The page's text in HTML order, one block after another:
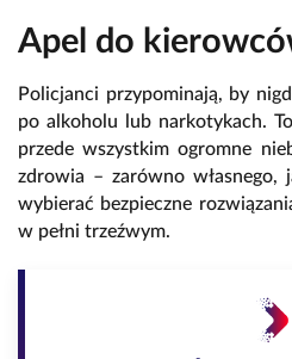
Apel do
Policjanci przypominają, by
po alkoholu lub narkotykach.
przede wszystkim ogromne
zdrowia – zarówno własnego,
wybierać bezpieczne
w pełni trzeźwym.